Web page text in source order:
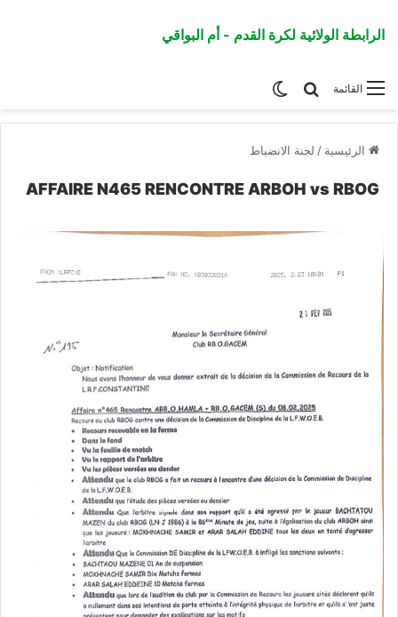
الرابطة الولائية لكرة القدم - أم البواقي
القائمة
الرئيسية / لجنة الانضباط
AFFAIRE N465 RENCONTRE ARBOH vs RBOG